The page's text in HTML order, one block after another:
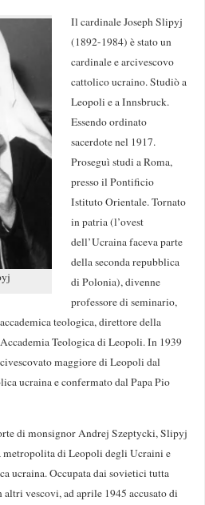
Il cardinale Joseph Slipyj
(1892-1984) è stato un
cardinale e arcivescovo
cattolico ucraino. Studiò a
Leopoli e a Innsbruck.
Essendo ordinato
sacerdote nel 1917.
Proseguì studi a Roma,
presso il Pontificio
Istituto Orientale. Tornato
in patria (l’ovest
dell’Ucraina faceva parte
della seconda repubblica
di Polonia), divenne
professore di seminario,
teologica, direttore della
Teologica di Leopoli. In 1939
maggiore di Leopoli dal
ucraina e confermato dal Papa Pio
di monsignor Andrej Szeptycki, Slipyj
metropolita di Leopoli degli Ucraini e
ucraina. Occupata dai sovietici tutta
vescovi, ad aprile 1945 accusato di